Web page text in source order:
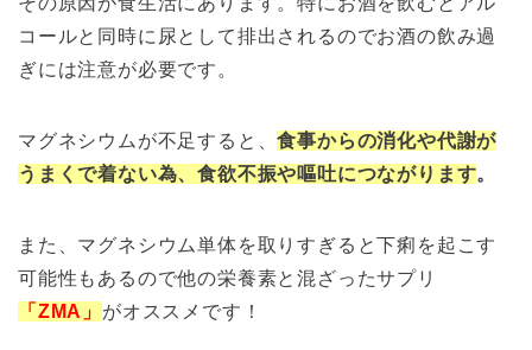
コールと同時に尿として排出されるのでお酒の飲み過
ぎには注意が必要です。
マグネシウムが不足すると、食事からの消化や代謝が
うまくで着ない為、食欲不振や嘔吐につながります。
また、マグネシウム単体を取りすぎると下痢を起こす
可能性もあるので他の栄養素と混ざったサプリ
「ZMA」 がオススメです！